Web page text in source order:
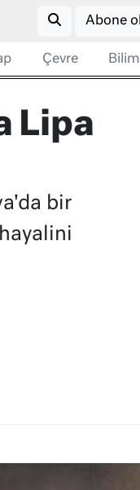
Abone ol
Çevre Bilim
Lipa
bir